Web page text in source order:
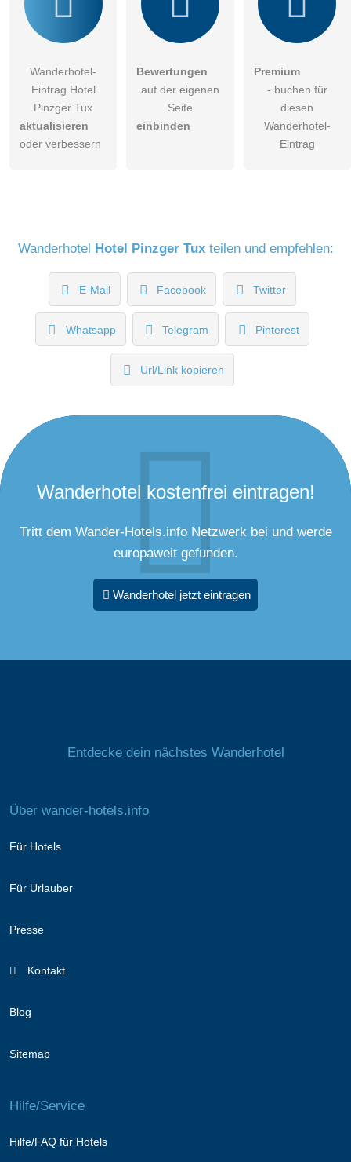
Wanderhotel-
Eintrag Hotel
Pinzger Tux
aktualisieren
oder verbessern
Bewertungen
auf der eigenen
Seite
einbinden
Premium
- buchen für
diesen
Wanderhotel-
Eintrag
Wanderhotel Hotel Pinzger Tuxteilen und empfehlen:
E-Mail Facebook Twitter
Whatsapp Telegram Pinterest
Url/Link kopieren
Wanderhotel kostenfrei eintragen!
Tritt dem Wander-Hotels.info Netzwerk bei und werde
europaweit gefunden.
Wanderhotel jetzt eintragen
Entdecke dein nächstes Wanderhotel
Über wander-hotels.info
Für Hotels
Für Urlauber
Presse
Kontakt
Blog
Sitemap
Hilfe/Service
Hilfe/FAQ für Hotels